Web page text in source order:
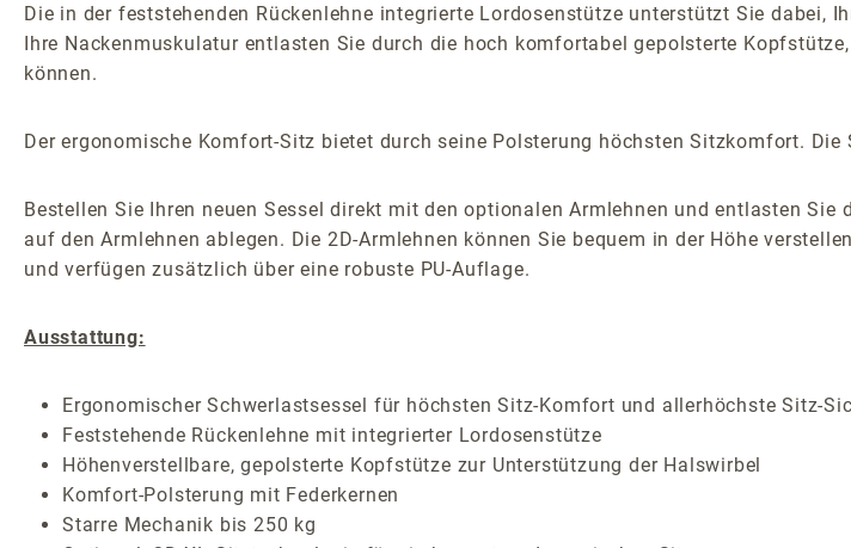
Die in der feststehenden Rückenlehne integrierte Lordosenstütze unterstützt Sie
Ihre Nackenmuskulatur entlasten Sie durch die hoch komfortabel gepolsterte
können.
Der ergonomische Komfort-Sitz bietet durch seine Polsterung höchsten Sitzkomfort.
Bestellen Sie Ihren neuen Sessel direkt mit den optionalen Armlehnen und entlasten
auf den Armlehnen ablegen. Die 2D-Armlehnen können Sie bequem in der Höhe
und verfügen zusätzlich über eine robuste PU-Auflage.
Ausstattung:
Ergonomischer Schwerlastsessel für höchsten Sitz-Komfort und allerhöchste Sitz-
Feststehende Rückenlehne mit integrierter Lordosenstütze
Höhenverstellbare, gepolsterte Kopfstütze zur Unterstützung der Halswirbel
Komfort-Polsterung mit Federkernen
Starre Mechanik bis 250 kg